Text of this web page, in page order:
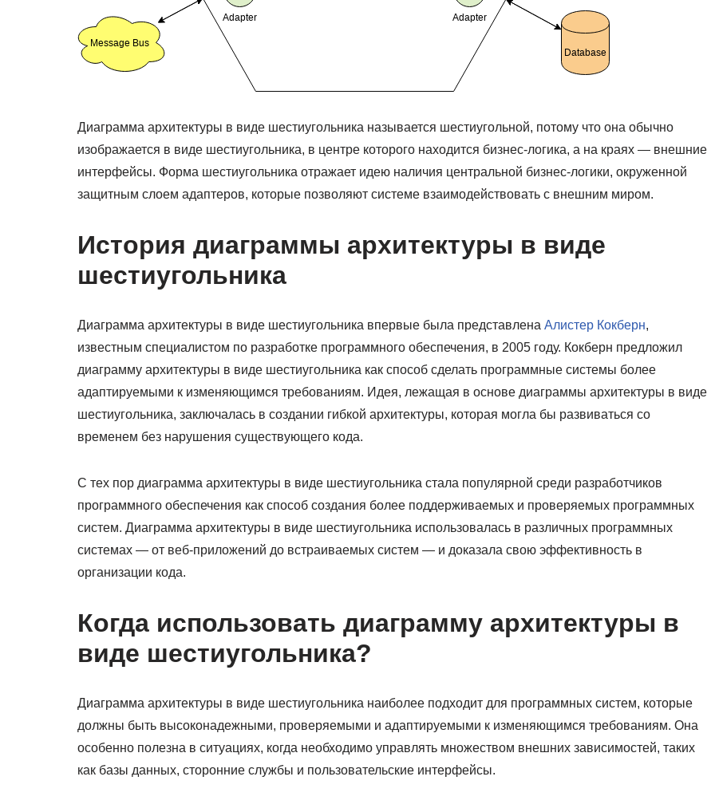
Диаграмма архитектуры в виде шестиугольника называется шестиугольной, потому что она обычно
изображается в виде шестиугольника, в центре которого находится бизнес-логика, а на краях — внешние
интерфейсы. Форма шестиугольника отражает идею наличия центральной бизнес-логики, окруженной
защитным слоем адаптеров, которые позволяют системе взаимодействовать с внешним миром.
История диаграммы архитектуры в виде
шестиугольника
Диаграмма архитектуры в виде шестиугольника впервые была представлена Алистер Кокберн,
известным специалистом по разработке программного обеспечения, в 2005 году. Кокберн предложил
диаграмму архитектуры в виде шестиугольника как способ сделать программные системы более
адаптируемыми к изменяющимся требованиям. Идея, лежащая в основе диаграммы архитектуры в виде
шестиугольника, заключалась в создании гибкой архитектуры, которая могла бы развиваться со
временем без нарушения существующего кода.
С тех пор диаграмма архитектуры в виде шестиугольника стала популярной среди разработчиков
программного обеспечения как способ создания более поддерживаемых и проверяемых программных
систем. Диаграмма архитектуры в виде шестиугольника использовалась в различных программных
системах — от веб-приложений до встраиваемых систем — и доказала свою эффективность в
организации кода.
Когда использовать диаграмму архитектуры в
виде шестиугольника?
Диаграмма архитектуры в виде шестиугольника наиболее подходит для программных систем, которые
должны быть высоконадежными, проверяемыми и адаптируемыми к изменяющимся требованиям. Она
особенно полезна в ситуациях, когда необходимо управлять множеством внешних зависимостей, таких
как базы данных, сторонние службы и пользовательские интерфейсы.